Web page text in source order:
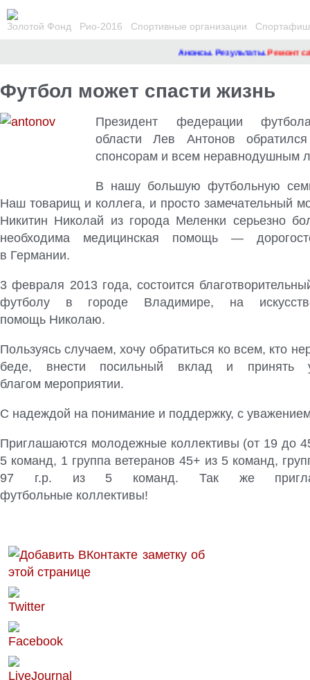
Золотой Фонд Рио-2016 Спортивные организации
Анонсы. Результаты.Ремонт сайта
Футбол может спасти жизнь
Президент федерации
области Лев Антонов
спонсорам и всем неравнодушным
В нашу большую футбольную
Наш товарищ и коллега, и просто замечательный
Никитин Николай из города Меленки серьезно
необходима медицинская помощь —
в Германии.
3 февраля 2013 года, состоится
футболу в городе Владимире, на
помощь Николаю.
Пользуясь случаем, хочу обратиться ко всем, кто
беде, внести посильный вклад и принять
благом мероприятии.
С надеждой на понимание и поддержку, с
Приглашаются молодежные коллективы (от 19 до
5 команд, 1 группа ветеранов 45+ из 5 команд,
97 г.р. из 5 команд. Так же
футбольные коллективы!